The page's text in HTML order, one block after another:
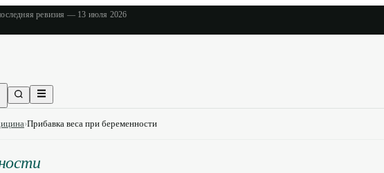
ревизия — 13 июля 2026
›Прибавка веса при беременности